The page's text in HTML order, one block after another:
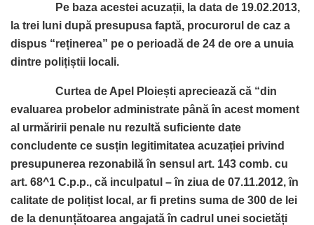
Pe baza acestei acuzații, la data de 19.02.2013,
la trei luni după presupusa faptă, procurorul de caz a
dispus “reținerea” pe o perioadă de 24 de ore a unuia
dintre polițiștii locali.
Curtea de Apel Ploiești apreciează că “din
evaluarea probelor administrate până în acest moment
al urmăririi penale nu rezultă suficiente date
concludente ce susțin legitimitatea acuzației privind
presupunerea rezonabilă în sensul art. 143 comb. cu
art. 68^1 C.p.p., că inculpatul – în ziua de 07.11.2012, în
calitate de polițist local, ar fi pretins suma de 300 de lei
de la denunțătoarea angajată în cadrul unei societăți